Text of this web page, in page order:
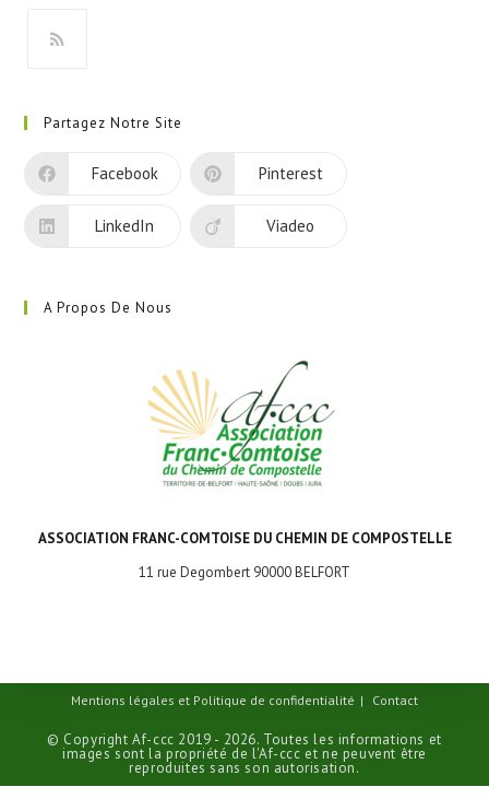
onglet
un
nouvel
Partagez Notre Site
Facebook Pinterest
LinkedIn Viadeo
A Propos De Nous
ASSOCIATION FRANC-COMTOISE DU CHEMIN DE COMPOSTELLE
11 rue Degombert 90000 BELFORT
Mentions légales et Politique de confidentialité Contact
© Copyright Af-ccc 2019 - 2026. Toutes les informations et
images sont la propriété de l'Af-ccc et ne peuvent être
reproduites sans son autorisation.